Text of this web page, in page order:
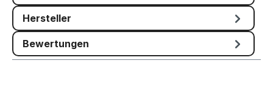
Hersteller
Bewertungen